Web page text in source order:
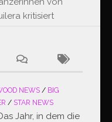
kritisiert
NEWS / BIG
/ STAR NEWS
Jahr, in dem die